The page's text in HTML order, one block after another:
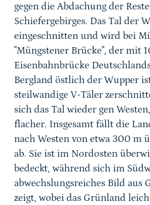
gegen die Abdachung der
Schiefergebirges. Das Tal der
eingeschnitten und wird bei
"Müngstener Brücke", der mit
Eisenbahnbrücke
Bergland östlich der Wupper
steilwandige V-Täler
sich das Tal wieder gen
flacher. Insgesamt fällt die
nach Westen von etwa 300 m
ab. Sie ist im Nordosten
bedeckt, während sich im
abwechslungsreiches Bild aus
zeigt, wobei das Grünland